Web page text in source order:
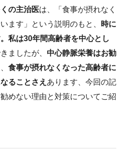
の主治医は、「食事が摂れなく
ます」という説明のもと、 時に
私は30年間高齢者を中心とし
ましたが、 中心静脈栄養はお勧
食事が摂れなくなった高齢者に
ることさえ あります、今回の記
めない理由と対策についてご紹